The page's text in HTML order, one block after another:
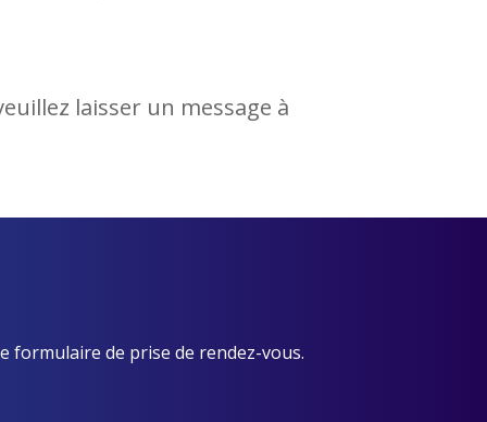
laisser un message à
formulaire de prise de rendez-vous.